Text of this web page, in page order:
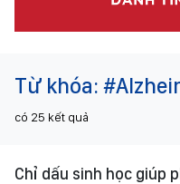
Từ khóa:
có 25 kết quả
Chỉ dấu sinh học giúp